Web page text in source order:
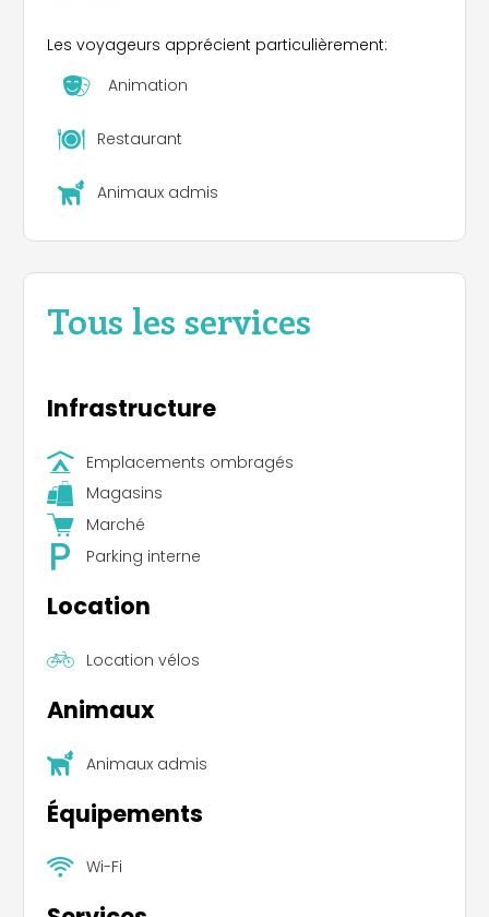
Les voyageurs apprécient particulièrement:
Animation
Restaurant
Animaux admis
Tous les services
Infrastructure
Emplacements ombragés
Magasins
Marché
Parking interne
Location
Location vélos
Animaux
Animaux admis
Équipements
Wi-Fi